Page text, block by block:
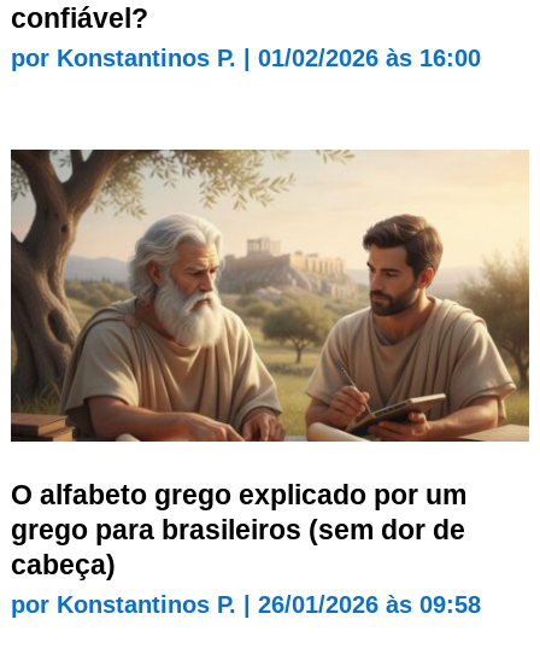
confiável?
por Konstantinos P. 01/02/2026 às 16:00
O alfabeto grego explicado por um
grego para brasileiros (sem dor de
cabeça)
por Konstantinos P. 26/01/2026 às 09:58